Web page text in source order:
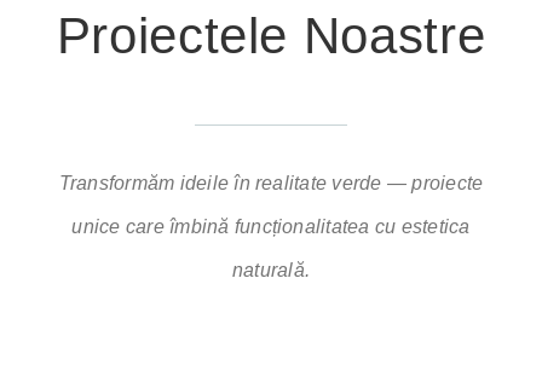
Proiectele Noastre
Transformăm ideile în realitate verde — proiecte
unice care îmbină funcționalitatea cu estetica
naturală.